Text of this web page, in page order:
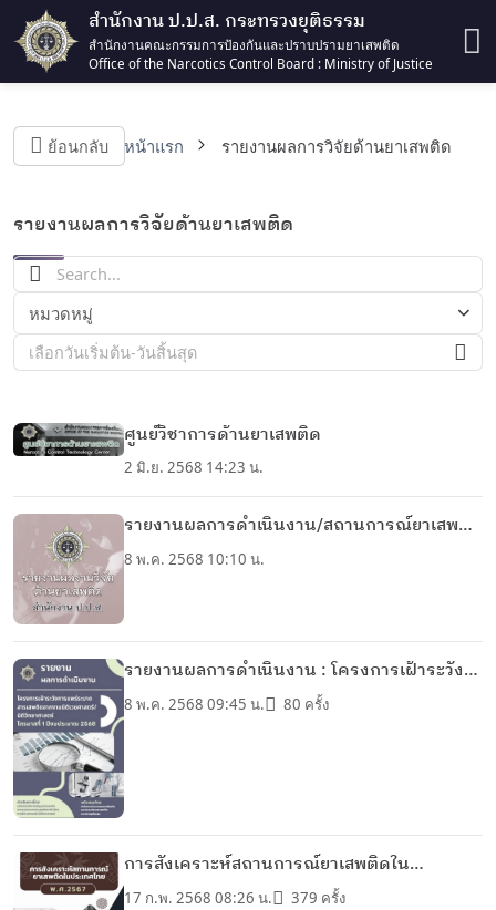
สำนักงาน ป.ป.ส. กระทรวงยุติธรรม
สำนักงานคณะกรรมการป้องกันและปราบปรามยาเสพติด
Office of the Narcotics Control Board : Ministry of Justice
ย้อนกลับ หน้าแรก รายงานผลการวิจัยด้านยาเสพติด
รายงานผลการวิจัยด้านยาเสพติด
หมวดหมู่
เลือกวันเริ่มต้น-วันสิ้นสุด
ศูนย์วิชาการด้านยาเสพติด
2 มิ.ย. 2568 14:23 น.
รายงานผลการดำเนินงาน/สถานการณ์ยาเสพ
ติด/การวิจัย/ประมาณการ
8 พ.ค. 2568 10:10 น.
รายงานผลการดำเนินงาน : โครงการเฝ้าระวัง
การแพร่ระบาดสารเสพติดจากงาน
นิติเวชศาสตร์/นิติวิทยาศาสตร์ ไตรมาสที่ 1
8 พ.ค. 2568 09:45 น. 80 ครั้ง
การสังเคราะห์สถานการณ์ยาเสพติดใน
ประเทศไทย พ.ศ.2567
17 ก.พ. 2568 08:26 น. 379 ครั้ง